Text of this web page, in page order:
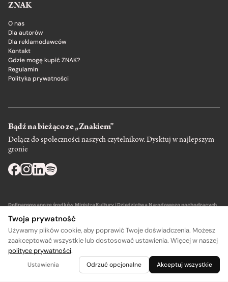
ZNAK
O nas
Dla autorów
Dla reklamodawców
Kontakt
Gdzie mogę kupić ZNAK?
Regulamin
Polityka prywatności
Bądź na bieżąco ze „Znakiem”
Dołącz do społeczności naszych czytelnikow. Dysktuj w najlepszym
gronie
Dofinansowano ze środków Ministra Kultury i Dziedzictwa Narodowego pochodzących
Wydawca: SIW Znak w Krakowie
Twoja prywatność
Używamy plików cookie, aby poprawić Twoje doświadczenia. Możesz
zaakceptować wszystkie lub dostosować ustawienia. Więcej w naszej
polityce prywatności.
Ustawienia Odrzuć opcjonalne Akceptuj wszystkie